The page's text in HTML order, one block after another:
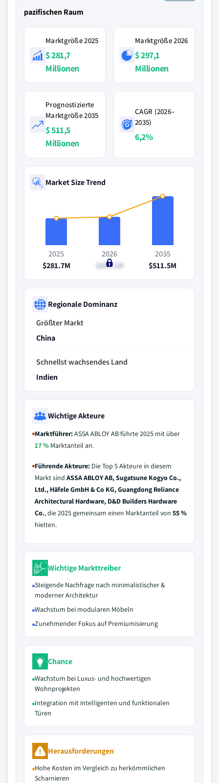
pazifischen Raum
Marktgröße 2025
$ 281,7
Millionen
Marktgröße 2026
$ 297,1
Millionen
Prognostizierte
Marktgröße 2035
$ 511,5
Millionen
CAGR (2026–
2035)
6,2%
Market Size Trend
2025
$281.7M
2026
$297.1M
2035
$511.5M
Regionale Dominanz
Größter Markt
China
Schnellst wachsendes Land
Indien
Wichtige Akteure
Marktführer:ASSA ABLOY AB führte 2025 mit über
17 % Marktanteil an.
Führende Akteure: Die Top 5 Akteure in diesem
Markt sind ASSA ABLOY AB, Sugatsune Kogyo Co.,
Ltd., Häfele GmbH & Co KG, Guangdong Reliance
Architectural Hardware, D&D Builders Hardware
Co., die 2025 gemeinsam einen Marktanteil von 55 %
hielten.
Wichtige Markttreiber
Steigende Nachfrage nach minimalistischer &
moderner Architektur
Wachstum bei modularen Möbeln
Zunehmender Fokus auf Premiumisierung
Chance
Wachstum bei Luxus- und hochwertigen
Wohnprojekten
Integration mit intelligenten und funktionalen
Türen
Herausforderungen
Hohe Kosten im Vergleich zu herkömmlichen
Scharnieren